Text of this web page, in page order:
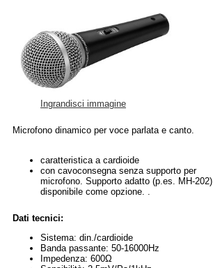
Ingrandisci immagine
Microfono dinamico per voce parlata e canto.
caratteristica a cardioide
con cavoconsegna senza supporto per
microfono. Supporto adatto (p.es. MH-202)
disponibile come opzione. .
Dati tecnici:
Sistema: din./cardioide
Banda passante: 50-16000Hz
Impedenza: 600Ω